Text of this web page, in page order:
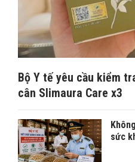
Bộ Y tế yêu cầu kiểm
cân Slimaura Care x3
sức